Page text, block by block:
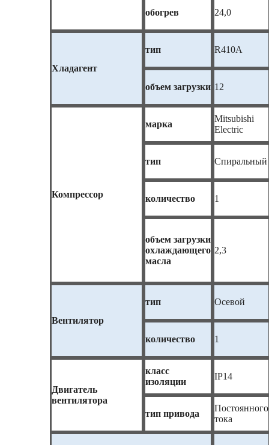
обогрев 24,0
Хладагент
тип R410A
объем загрузки 12
Компрессор
марка
Mitsubishi
Electric
тип Спиральный
количество 1
объем загрузки
охлаждающего
масла
2,3
Вентилятор
тип Осевой
количество 1
Двигатель
вентилятора
класс
изоляции
IP14
тип привода
Постоянного
тока